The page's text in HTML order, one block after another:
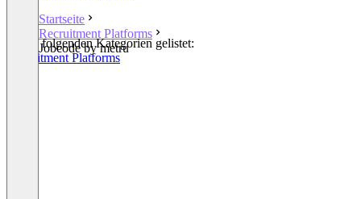
Startseite
Recruitment Platforms
Jobcode by metru
In den folgenden Kategorien gelistet:
Recruitment Platforms